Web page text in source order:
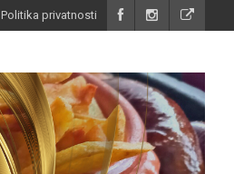
Politika privatnosti